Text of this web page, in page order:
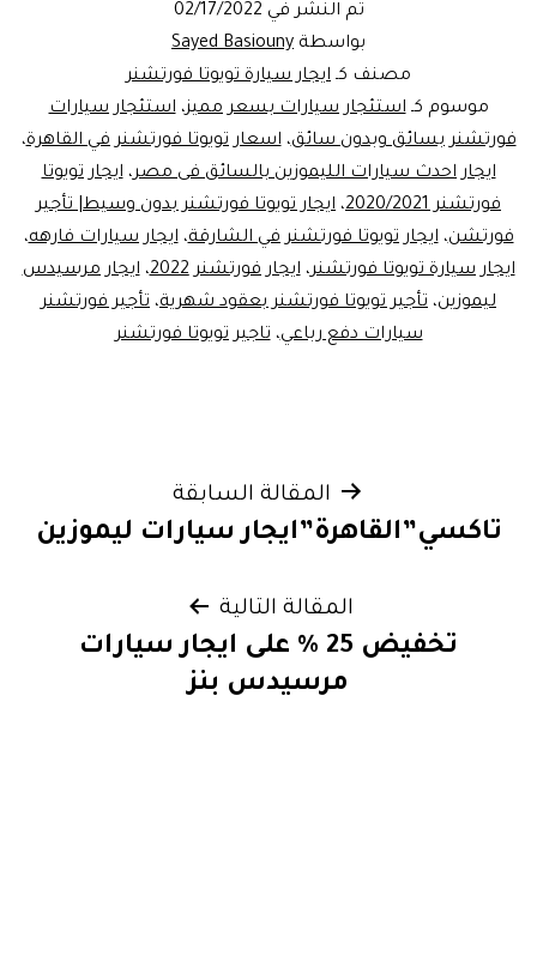
تم النشر في 02/17/2022
بواسطة Sayed Basiouny
مصنف كـ ايجار سيارة تويوتا فورتشنر
موسوم كـاستئجار سيارات بسعر مميز،استئجار سيارات
فورتشنر بسائق وبدون سائق،اسعار تويوتا فورتشنر في القاهرة،
ايجار احدث سيارات الليموزين بالسائق فى مصر،ايجار تويوتا
فورتشنر 2020/2021
، ايجار تويوتا فورتشنر بدون وسيط| تأجير
فورتشن،ايجار تويوتا فورتشنر في الشارقة،ايجار سيارات فارهه،
ايجار سيارة تويوتا فورتشنر،ايجار فورتشنر 2022 ،ايجار مرسيدس
ليموزين، تأجير تويوتا فورتشنر بعقود شهرية، تأجير فورتشنر
سيارات دفع رباعي،تاجير تويوتا فورتشنر
المقالات
المقالة السابقة
تاكسي”القاهرة”ايجار سيارات ليموزين
المقالة التالية
تخفيض 25 % على ايجار سيارات
مرسيدس بنز